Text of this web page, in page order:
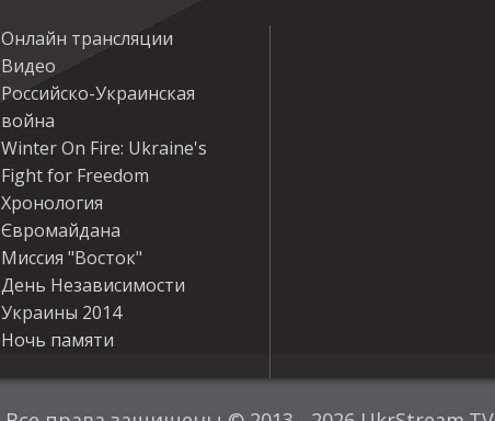
Онлайн трансляции
Видео
Российско-Украинская
война
Winter On Fire: Ukraine's
Fight for Freedom
Хронология
Євромайдана
Миссия "Восток"
День Независимости
Украины 2014
Ночь памяти